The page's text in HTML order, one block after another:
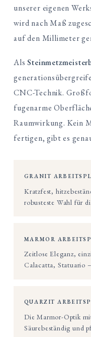
unserer eigenen
wird nach Maß
auf den Millimeter
Als
CNC-Technik.
fugenarme
Raumwirkung. Kein
fertigen, gibt es
GRANIT
Kratzfest,
robusteste Wahl für
MARMOR
Zeitlose Eleganz,
Calacatta, Statuario
QUARZIT
Die Marmor-Optik
Säurebeständig und